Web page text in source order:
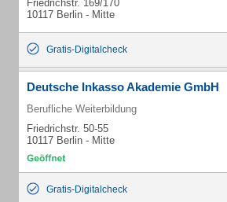
Friedrichstr. 169/170
10117 Berlin - Mitte
Gratis-Digitalcheck
Deutsche Inkasso Akademie GmbH
Berufliche Weiterbildung
Friedrichstr. 50-55
10117 Berlin - Mitte
Gratis-Digitalcheck